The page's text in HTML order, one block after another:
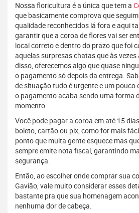
Nossa floricultura é a única que tem a
que basicamente comprova que
qualidade reconhecidos lá fora e aqui
garantir que a coroa de flores vai ser
local correto e dentro do prazo que foi
aquelas surpresas chatas que às
disso, oferecemos algo que quase
o pagamento só depois da entrega.
de situação tudo é urgente e um
o pagamento acaba sendo uma forma
momento.
Você pode pagar a coroa em até 15
boleto, cartão ou pix, como for mais
ponto que muita gente esquece mas
sempre emite nota fiscal, garantindo
segurança.
Então, ao escolher onde comprar sua
Gavião, vale muito considerar esses
bastante pra que sua homenagem
nenhuma dor de cabeça.